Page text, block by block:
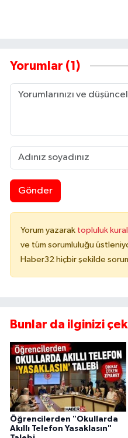
Yorumlar (1)
Gönder
Yorum yazarak topluluk
ve tüm sorumluluğu
Haber32 hiçbir şekilde
Bunlar da ilginizi
Öğrencilerden "Okullarda
Akıllı Telefon Yasaklasın"